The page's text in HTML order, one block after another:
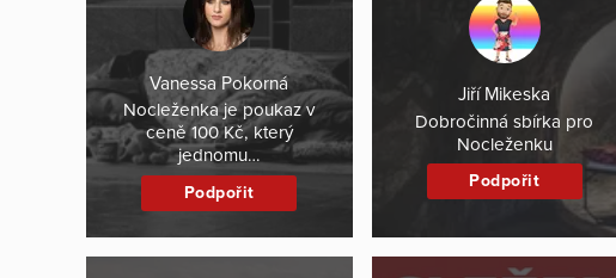
Vanessa Pokorná
Nocleženka je poukaz v
ceně 100 Kč, který
jednomu…
Podpořit
Jiří Mikeska
Dobročinná sbírka pro
Nocleženku
Podpořit